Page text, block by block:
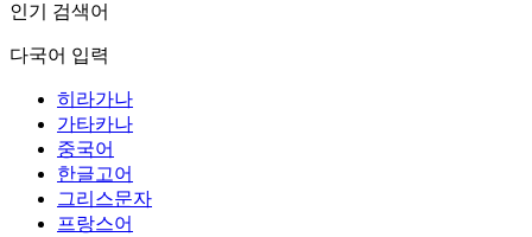
인기 검색어
다국어 입력
히라가나
가타카나
중국어
한글고어
그리스문자
프랑스어